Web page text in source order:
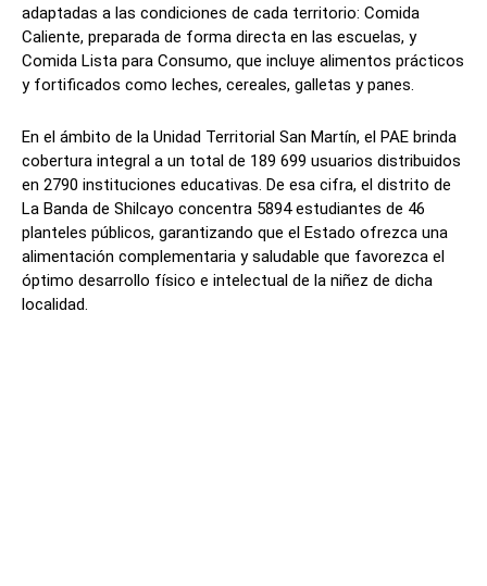
adaptadas a las condiciones de cada territorio: Comida
Caliente, preparada de forma directa en las escuelas, y
Comida Lista para Consumo, que incluye alimentos prácticos
y fortificados como leches, cereales, galletas y panes.
En el ámbito de la Unidad Territorial San Martín, el PAE brinda
cobertura integral a un total de 189 699 usuarios distribuidos
en 2790 instituciones educativas. De esa cifra, el distrito de
La Banda de Shilcayo concentra 5894 estudiantes de 46
planteles públicos, garantizando que el Estado ofrezca una
alimentación complementaria y saludable que favorezca el
óptimo desarrollo físico e intelectual de la niñez de dicha
localidad.